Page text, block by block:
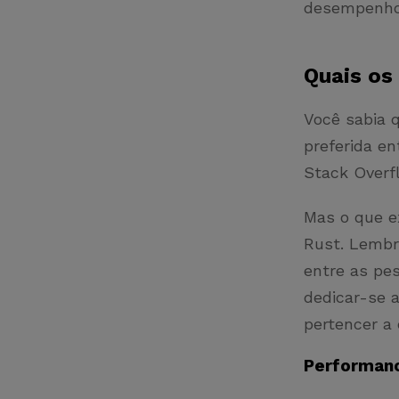
Quais
Você sabia
preferida
Stack
Mas o que
Rust.
entre as
dedicar-se
pertencer a